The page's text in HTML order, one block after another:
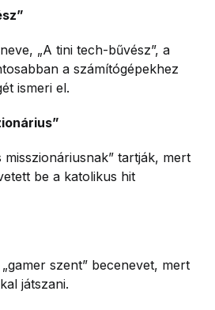
„A tini tech-bűvész”, a
a számítógépekhez
ismeri el.
misszionáriusnak” tartják, mert
be a katolikus hit
szent” becenevet, mert
játszani.